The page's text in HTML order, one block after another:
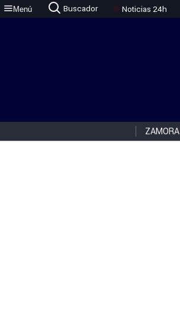
Menú Buscador Noticias 24h
ZAMORA